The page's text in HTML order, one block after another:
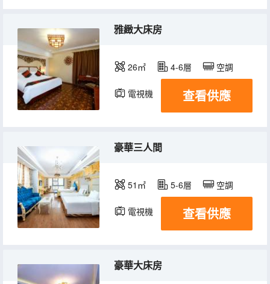
雅緻大床房
26㎡ 4-6層 空調
電視機 查看供應
豪華三人間
51㎡ 5-6層 空調
電視機 查看供應
豪華大床房